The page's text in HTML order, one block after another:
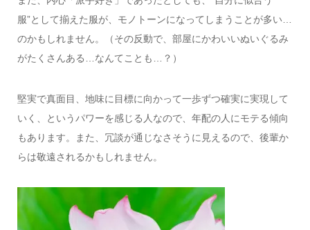
服”として揃えた服が、モノトーンになってしまうことが多い…
のかもしれません。（その反動で、部屋にかわいいぬいぐるみ
がたくさんある…なんてことも…？）
堅実で真面目、地味に目標に向かって一歩ずつ確実に実現して
いく、というパワーを感じる人なので、年配の人にモテる傾向
もあります。また、冗談が通じなさそうに見えるので、後輩か
らは敬遠されるかもしれません。